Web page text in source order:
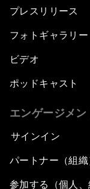
プレスリリース
フォトギャラリー
ビデオ
ポッドキャスト
エンゲージメン
サインイン
パートナー（組
参加する（個人、